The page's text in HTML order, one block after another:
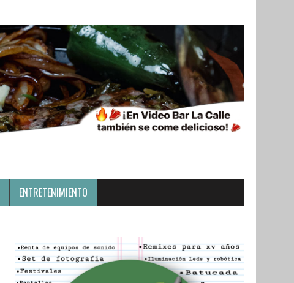
ENTRETENIMIENTO